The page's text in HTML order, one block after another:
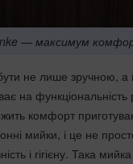
— максимум
не лише зручною,
на
комфорт
мийки, і це не
і гігієну. Така